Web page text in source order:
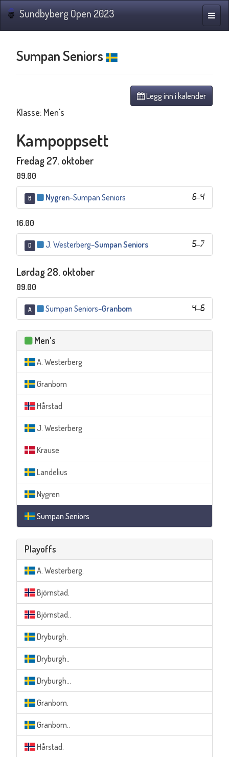
Sundbyberg Open 2023
Sumpan Seniors
Legg inn i kalender
Klasse: Men's
Kampoppsett
Fredag 27. oktober
09.00
B 6–4
Nygren–Sumpan Seniors
16.00
D 5–7
J. Westerberg–Sumpan Seniors
Lørdag 28. oktober
09.00
A 4–6
Sumpan Seniors–Granbom
Men's
A. Westerberg
Granbom
Hårstad
J. Westerberg
Krause
Landelius
Nygren
Sumpan Seniors
Playoffs
A. Westerberg.
Björnstad.
Björnstad..
Dryburgh.
Dryburgh..
Dryburgh...
Granbom.
Granbom..
Hårstad.